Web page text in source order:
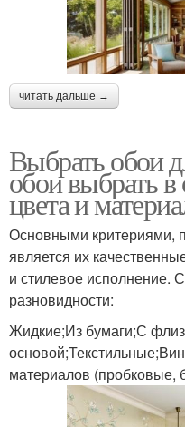
читать дальше →
Выбрать обои
обои выбрать
цвета и
Основными критериями,
является их
и стилевое исполнение.
разновидности:
Жидкие;Из бумаги;С
материалов (пробковые,